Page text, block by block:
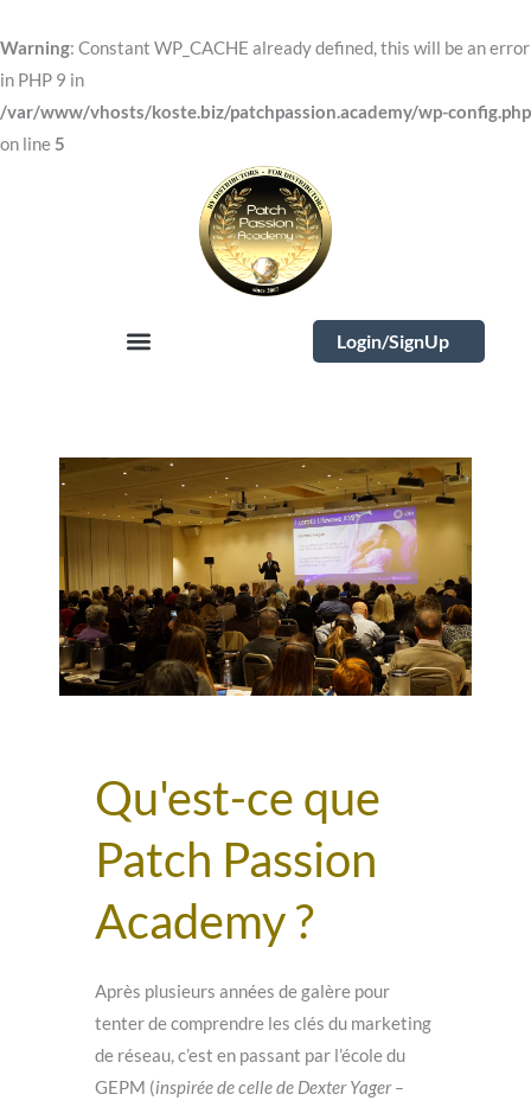
Warning: Constant WP_CACHE already defined, this will be an error
in PHP 9 in
/var/www/vhosts/koste.biz/patchpassion.academy/wp-config.php
on line 5
to
content
Login/SignUp
Qu'est-ce que
Patch Passion
Academy ?
Après plusieurs années de galère pour
tenter de comprendre les clés du marketing
de réseau, c’est en passant par l’école du
GEPM (inspirée de celle de Dexter Yager –